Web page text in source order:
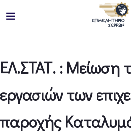
ΕΛ.ΣΤΑΤ. : Μείωση
εργασιών των
παροχής